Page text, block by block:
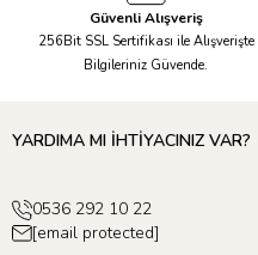
Güvenli Alışveriş
256Bit SSL Sertifikası ile Alışverişte
Bilgileriniz Güvende.
YARDIMA MI İHTİYACINIZ VAR?
0536 292 10 22
[email protected]